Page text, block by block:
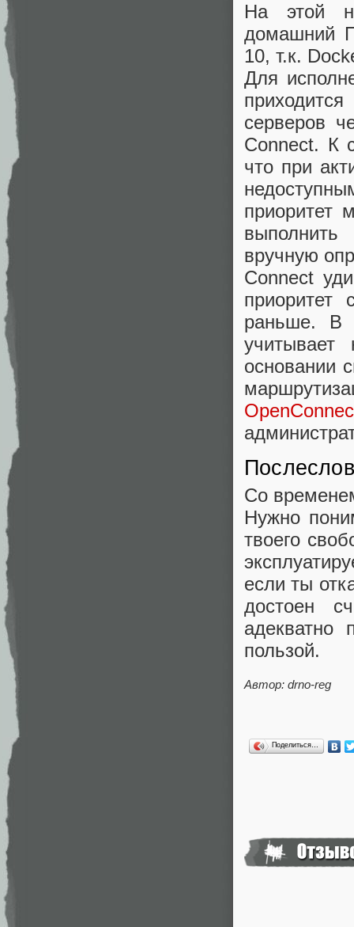
На этой
домашний
10, т.к.
Для
серверов
Connect. К
что при
приоритет
вручную
Connect
приоритет
раньше. В
учитывает
основании
Со
Нужно
твоего
если ты
достоен
пользой.
Автор: drno-reg
Поделиться…